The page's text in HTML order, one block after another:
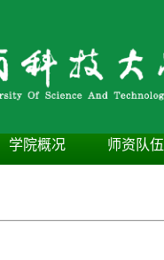
学院概况 师资队伍